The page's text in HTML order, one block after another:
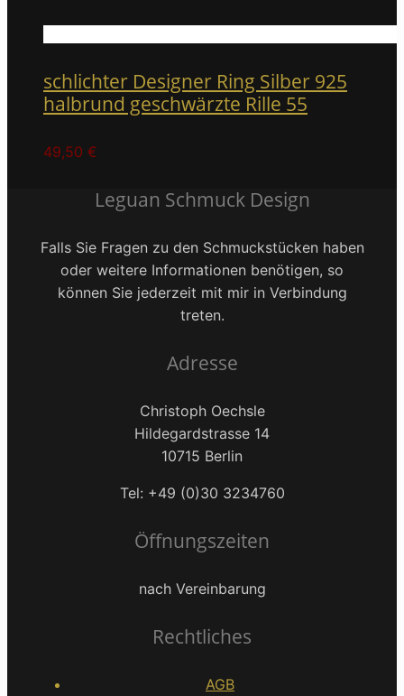
schlichter Designer Ring Silber 925
halbrund geschwärzte Rille 55
49,50 €
Leguan Schmuck Design
Falls Sie Fragen zu den Schmuckstücken haben
oder weitere Informationen benötigen, so
können Sie jederzeit mit mir in Verbindung
treten.
Adresse
Christoph Oechsle
Hildegardstrasse 14
10715 Berlin
Tel: +49 (0)30 3234760
Öffnungszeiten
nach Vereinbarung
Rechtliches
AGB